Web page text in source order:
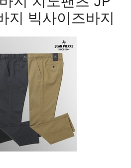
지 빅사이즈바지